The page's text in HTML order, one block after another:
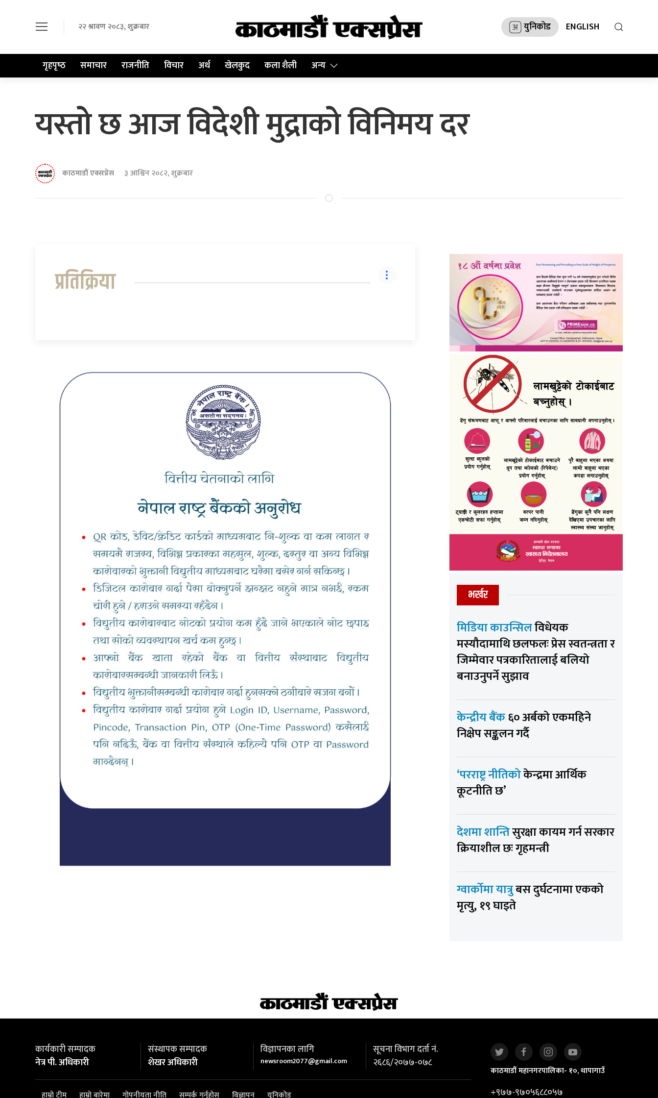
२२ श्रावण २०८३, शुक्रबार युनिकोड ENGLISH
गृहपृष्‍ठ समाचार राजनीति विचार अर्थ खेलकुद कला शैली अन्य
यस्तो छ आज विदेशी मुद्राको विनिमय दर
काठमाडौं एक्सप्रेस ३ आश्विन २०८२, शुक्रबार
प्रतिक्रिया
भर्खर
मिडिया काउन्सिलविधेयक
मस्यौदामाथि छलफलः प्रेस स्वतन्त्रता र
जिम्मेवार पत्रकारितालाई बलियो
बनाउनुपर्ने सुझाव
केन्द्रीय बैंक६० अर्बको एकमहिने
निक्षेप सङ्कलन गर्दै
‘परराष्ट्र नीतिकोकेन्द्रमा आर्थिक
कूटनीति छ’
देशमा शान्तिसुरक्षा कायम गर्न सरकार
क्रियाशील छः गृहमन्त्री
ग्वार्कोमा यात्रुबस दुर्घटनामा एकको
मृत्यु, १९ घाइते
कार्यकारी सम्पादक
नेत्र पी. अधिकारी
संस्थापक सम्पादक
शेखर अधिकारी
विज्ञापनका लागि
newsroom2077@gmail.com
सूचना विभाग दर्ता नं.
२६८६/२०७७-०७८
काठमाडौं महानगरपालिका- १०, थापागाउँ
+९७७-९७०५६८८०५७